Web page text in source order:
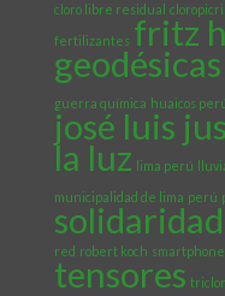
cloro libre residual
fertilizantes fritz
geodésicas
guerra química huaicos
josé luis
la luz lima perú
municipalidad de lima perú
solidaridad
red robert koch smartphone
tensores